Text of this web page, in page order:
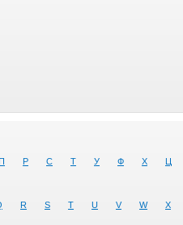
Р С Т У Ф Х Ц
R S T U V W X